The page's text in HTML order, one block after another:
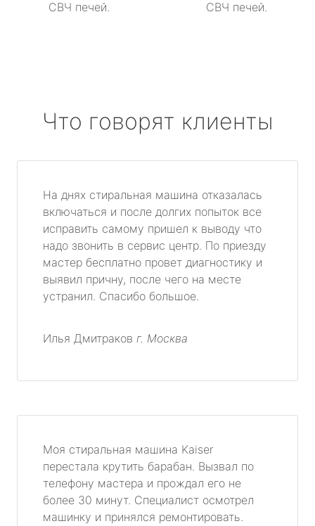
СВЧ печей.
СВЧ печей.
Что говорят клиенты
На днях стиральная машина отказалась
включаться и после долгих попыток все
исправить самому пришел к выводу что
надо звонить в сервис центр. По приезду
мастер бесплатно провет диагностику и
выявил причну, после чего на месте
устранил. Спасибо большое.
Илья Дмитраков г. Москва
Моя стиральная машина Kaiser
перестала крутить барабан. Вызвал по
телефону мастера и прождал его не
более 30 минут. Специалист осмотрел
машинку и принялся ремонтировать.